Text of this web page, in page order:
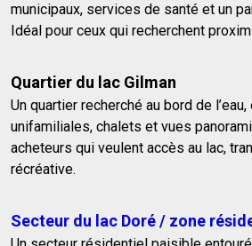
municipaux, services de santé et un
Idéal pour ceux qui recherchent
Quartier du lac Gilman
Un quartier recherché au bord de
unifamiliales, chalets et vues
acheteurs qui veulent accès au lac,
récréative.
Secteur du lac Doré / zone